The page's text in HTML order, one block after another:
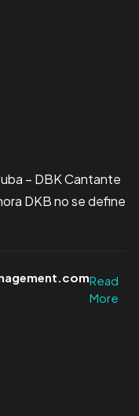
– DBK Cantante
DKB no se define
Read
More